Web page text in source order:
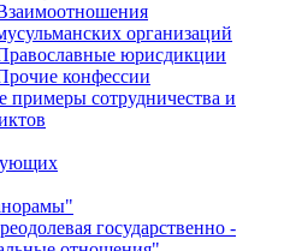
организаций
юрисдикции
конфессии
примеры сотрудничества и
государственно -